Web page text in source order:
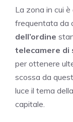
La zona in cui
frequentata da
dell’ordine
telecamere di
per ottenere
scossa da
luce il tema della
capitale.